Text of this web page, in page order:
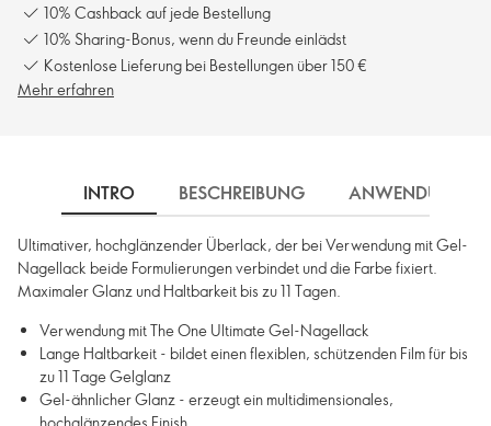
10% Cashback auf jede Bestellung
10% Sharing-Bonus, wenn du Freunde einlädst
Kostenlose Lieferung bei Bestellungen über 150 €
Mehr erfahren
INTRO BESCHREIBUNG ANWENDUNG
Ultimativer, hochglänzender Überlack, der bei Verwendung mit Gel-
Nagellack beide Formulierungen verbindet und die Farbe fixiert.
Maximaler Glanz und Haltbarkeit bis zu 11 Tagen.
Verwendung mit The One Ultimate Gel-Nagellack
Lange Haltbarkeit - bildet einen flexiblen, schützenden Film für bis
zu 11 Tage Gelglanz
Gel-ähnlicher Glanz - erzeugt ein multidimensionales,